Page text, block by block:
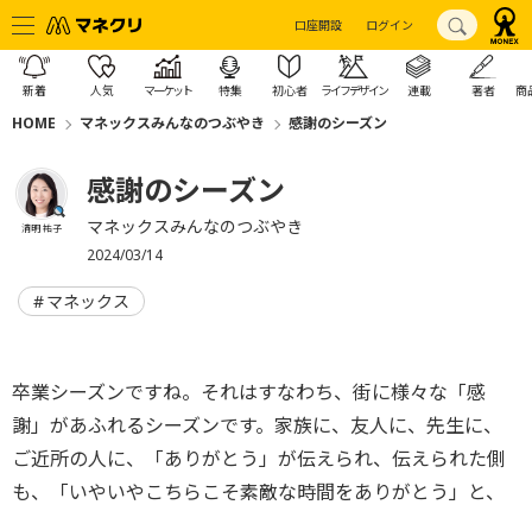
口座開設 ログイン
新着 人気 マーケット 特集 初心者 ライフデザイン 連載 著者 商
HOME マネックスみんなのつぶやき 感謝のシーズン
清明 祐子
感謝のシーズン
マネックスみんなのつぶやき
2024/03/14
マネックス
卒業シーズンですね。それはすなわち、街に様々な「感
謝」があふれるシーズンです。家族に、友人に、先生に、
ご近所の人に、「ありがとう」が伝えられ、伝えられた側
も、「いやいやこちらこそ素敵な時間をありがとう」と、